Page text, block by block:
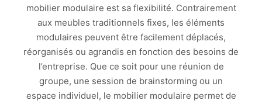
mobilier modulaire est sa flexibilité. Contrairement
aux meubles traditionnels fixes, les éléments
modulaires peuvent être facilement déplacés,
réorganisés ou agrandis en fonction des besoins de
l’entreprise. Que ce soit pour une réunion de
groupe, une session de brainstorming ou un
espace individuel, le mobilier modulaire permet de